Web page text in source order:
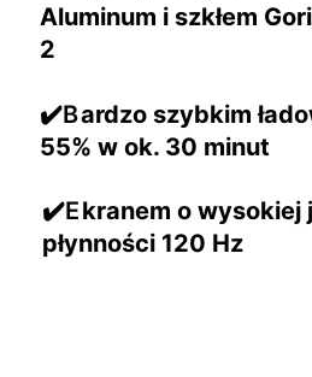
Aluminum i szkłem
2
✔️Bardzo szybkim
55% w ok. 30 minut
✔️Ekranem o wysokiej
płynności 120 Hz